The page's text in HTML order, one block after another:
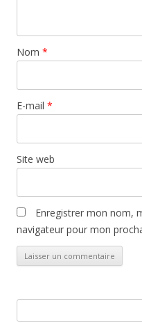
Nom *
E-mail *
Site web
Enregistrer mon nom,
navigateur pour mon